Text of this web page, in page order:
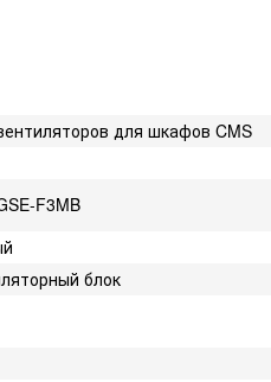
для шкафов CMS
F3MB
блок